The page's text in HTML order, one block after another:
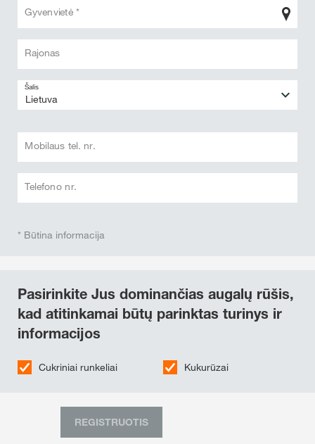
Gyvenvietė *
Rajonas
Šalis
Mobilaus tel. nr.
Telefono nr.
* Būtina informacija
Pasirinkite Jus dominančias augalų rūšis,
kad atitinkamai būtų parinktas turinys ir
informacijos
Cukriniai runkeliai Kukurūzai
REGISTRUOTIS